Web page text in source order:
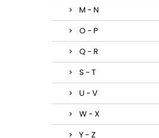
M - N
O - P
Q - R
S - T
U - V
W - X
Y - Z